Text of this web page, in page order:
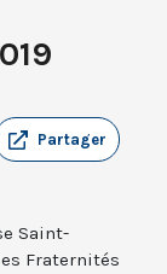
Partager
Saint-
Fraternités